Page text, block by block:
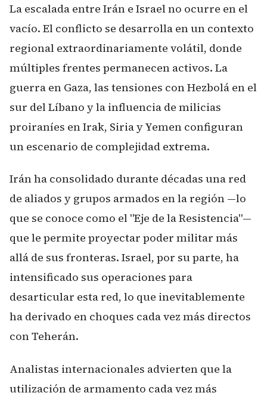
La escalada entre Irán e Israel no ocurre en el
vacío. El conflicto se desarrolla en un contexto
regional extraordinariamente volátil, donde
múltiples frentes permanecen activos. La
guerra en Gaza, las tensiones con Hezbolá en el
sur del Líbano y la influencia de milicias
proiraníes en Irak, Siria y Yemen configuran
un escenario de complejidad extrema.
Irán ha consolidado durante décadas una red
de aliados y grupos armados en la región —lo
que se conoce como el "Eje de la Resistencia"—
que le permite proyectar poder militar más
allá de sus fronteras. Israel, por su parte, ha
intensificado sus operaciones para
desarticular esta red, lo que inevitablemente
ha derivado en choques cada vez más directos
con Teherán.
Analistas internacionales advierten que la
utilización de armamento cada vez más